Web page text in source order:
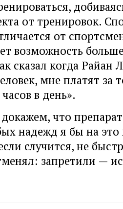
от тренировок.
от
возможность
сказал когда Райан
мне платят за
в день».
что
надежд я бы на это
случится, не
запретили —